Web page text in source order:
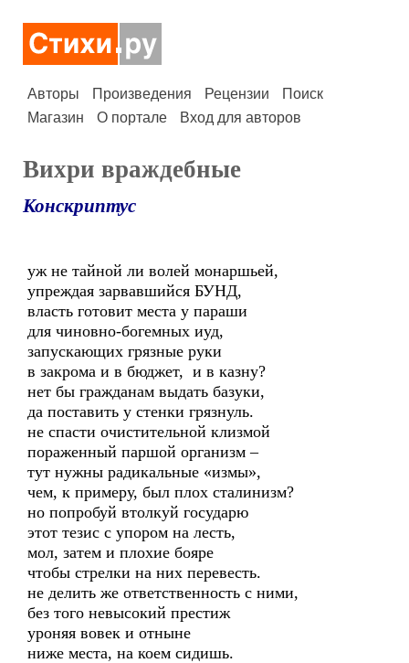
Авторы Произведения Рецензии
Поиск
Магазин
О портале Вход для авторов
Вихри враждебные
Конскриптус
уж не тайной ли волей монаршьей,
упреждая зарвавшийся БУНД,
власть готовит места у параши
для чиновно-богемных иуд,
запускающих грязные руки
в закрома и в бюджет, и в казну?
нет бы гражданам выдать базуки,
да поставить у стенки грязнуль.
не спасти очистительной клизмой
пораженный паршой организм –
тут нужны радикальные «измы»,
чем, к примеру, был плох сталинизм?
но попробуй втолкуй государю
этот тезис с упором на лесть,
мол, затем и плохие бояре
чтобы стрелки на них перевесть.
не делить же ответственность с ними,
без того невысокий престиж
уроняя вовек и отныне
ниже места, на коем сидишь.